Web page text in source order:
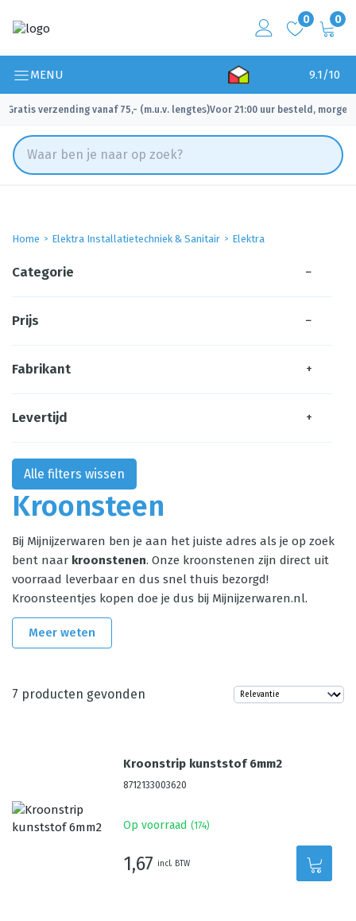
0 0
MENU 9.1/10
Gratis verzending vanaf 75,- (m.u.v. lengtes)
✓ Voor 21:00 uur besteld, morgen
Home Elektra Installatietechniek & Sanitair Elektra
Kroonsteen
Bij Mijnijzerwaren ben je aan het juiste adres als je op zoek
bent naar kroonstenen. Onze kroonstenen zijn direct uit
voorraad leverbaar en dus snel thuis bezorgd!
Kroonsteentjes kopen doe je dus bij Mijnijzerwaren.nl.
Meer weten
7 producten gevonden
Kroonstrip kunststof 6mm2
8712133003620
Op voorraad (174)
1,67 incl. BTW
Categorie −
Prijs −
Fabrikant +
Levertijd +
Alle filters wissen